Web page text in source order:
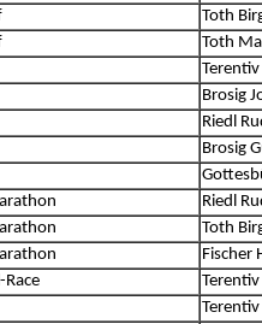
Toth
Toth
Brosig
Riedl
Brosig
Riedl
Toth
Fischer
Race